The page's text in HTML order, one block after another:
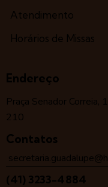
Atendimento
Horários de Missas
Endereço
Praça Senador
210
Contatos
(41) 3233-4884